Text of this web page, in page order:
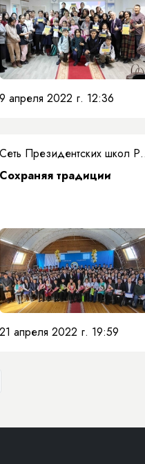
9 апреля 2022 г. 12:36
Сеть
Сохраняя традиции
21 апреля 2022 г. 19:59